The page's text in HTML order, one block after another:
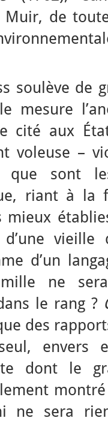
Muir, de
soulève de
mesure
cité aux
voleuse –
que sont
riant à la
mieux
d’une
d’un
ne
le rang ?
des
dont le
ne sera